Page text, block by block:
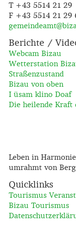
T +43 5514 21 29
F +43 5514 21 29
gemeindeamt@
Berichte /
Webcam Bizau
Wetterstation
Straßenzustand
Bizau von oben
I üsam klino Doaf
Die heilende Kraft
Leben in
umrahmt von
Quicklinks
Tourismus
Bizau Tourismus